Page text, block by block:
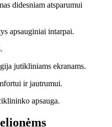
didesniam atsparumui
apsauginiai intarpai.
jutikliniams ekranams.
ir jautrumui.
apsauga.